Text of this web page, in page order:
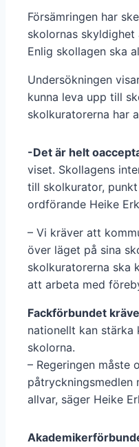
Försämringen har
skolornas
Enlig skollagen ska
Undersökningen
kunna leva upp till
skolkuratorerna har
-Det är helt
viset. Skollagens
till skolkurator,
ordförande Heike
– Vi kräver att
över läget på sina
skolkuratorerna ska
att arbeta med
Fackförbundet
nationellt kan stärka
skolorna.
– Regeringen
påtryckningsmedlen
allvar, säger Heike